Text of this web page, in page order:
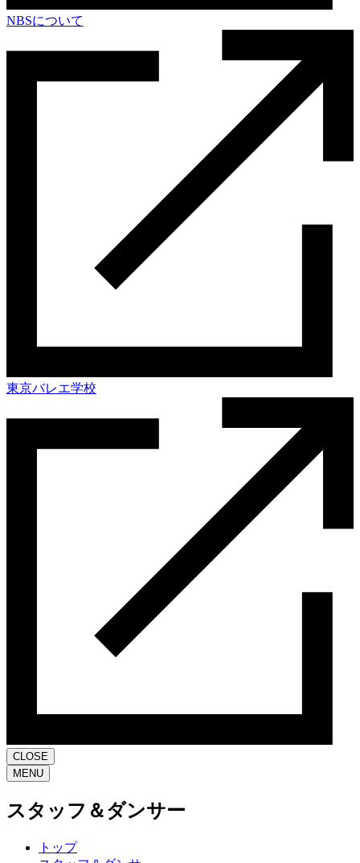
NBSについて
東京バレエ学校
CLOSE
MENU
スタッフ＆ダンサー
トップ